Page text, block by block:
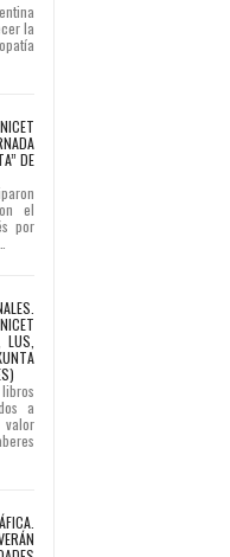
la
DE
el
por
a
valor